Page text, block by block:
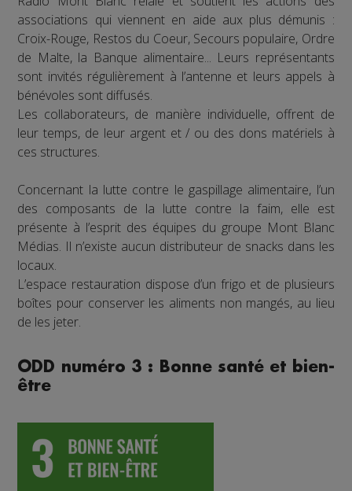
associations qui viennent en aide aux plus démunis :
Croix-Rouge, Restos du Coeur, Secours populaire, Ordre
de Malte, la Banque alimentaire... Leurs représentants
sont invités régulièrement à l’antenne et leurs appels à
bénévoles sont diffusés.
Les collaborateurs, de manière individuelle, offrent de
leur temps, de leur argent et / ou des dons matériels à
ces structures.
Concernant la lutte contre le gaspillage alimentaire, l’un
des composants de la lutte contre la faim, elle est
présente à l’esprit des équipes du groupe Mont Blanc
Médias. Il n’existe aucun distributeur de snacks dans les
locaux.
L’espace restauration dispose d’un frigo et de plusieurs
boîtes pour conserver les aliments non mangés, au lieu
de les jeter.
ODD numéro 3 : Bonne santé et bien-
être